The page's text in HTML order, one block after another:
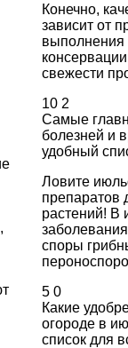
Конечно,
зависит от
выполнения
свежести
10 2
Самые
болезней и
удобный
Ловите
препаратов
растений! В
споры
5 0
Какие
огороде в
список для